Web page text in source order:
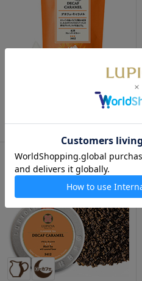
デカフェ・キャラメル ティー